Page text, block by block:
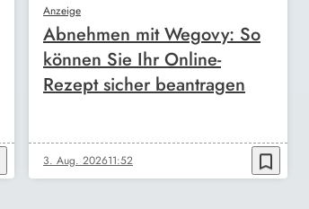
Anzeige
Abnehmen mit Wegovy: So
können Sie Ihr Online-
Rezept sicher beantragen
3. Aug. 202611:52 bookmark_border